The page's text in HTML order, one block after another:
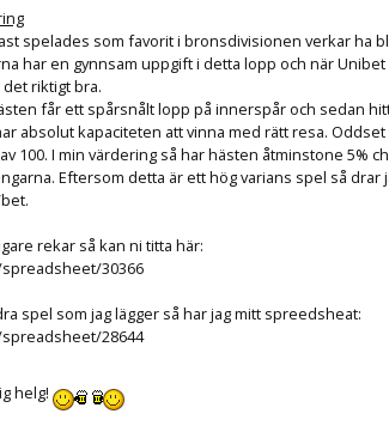
spelades som favorit i bronsdivisionen verkar ha
har en gynnsam uppgift i detta lopp och när
riktigt bra.
får ett spårsnålt lopp på innerspår och sedan
absolut kapaciteten att vinna med rätt resa.
100. I min värdering så har hästen åtminstone 5%
Eftersom detta är ett hög varians spel så drar
rekar så kan ni titta här:
30366
spel som jag lägger så har jag mitt spreedsheat:
28644
helg!